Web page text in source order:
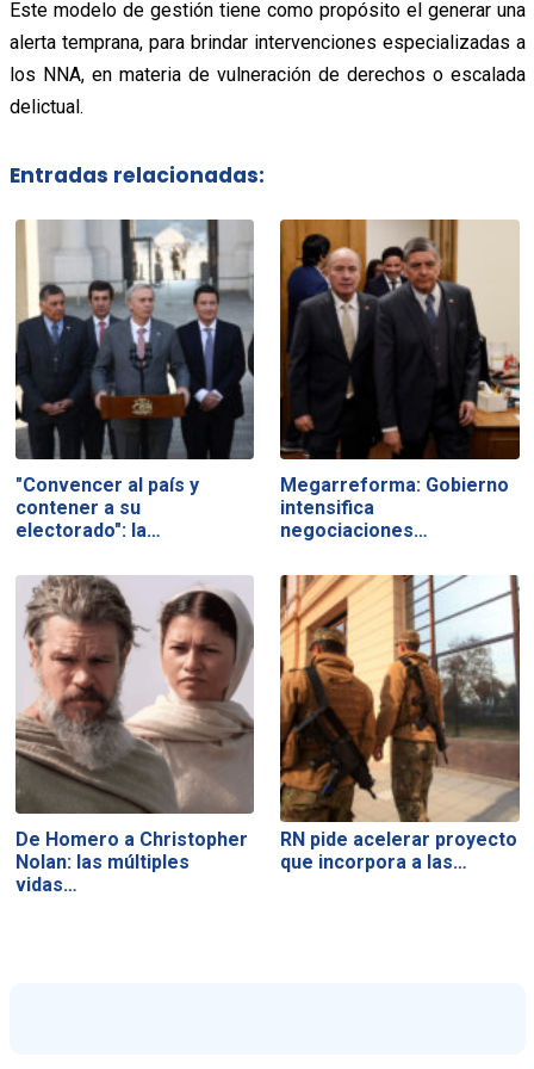
Este modelo de gestión tiene como propósito el generar una
alerta temprana, para brindar intervenciones especializadas a
los NNA, en materia de vulneración de derechos o escalada
delictual.
Entradas relacionadas:
"Convencer al país y
contener a su
electorado": la…
Megarreforma: Gobierno
intensifica
negociaciones…
De Homero a Christopher
Nolan: las múltiples
vidas…
RN pide acelerar proyecto
que incorpora a las…